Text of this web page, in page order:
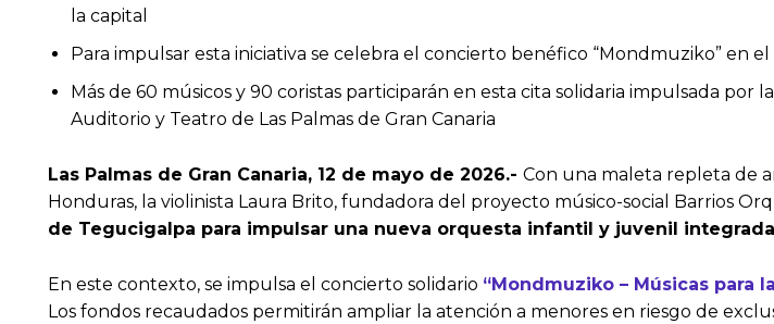
la capital
Para impulsar esta iniciativa se celebra el concierto benéfico “Mondmuziko” en
Más de 60 músicos y 90 coristas participarán en esta cita solidaria impulsada por
Auditorio y Teatro de Las Palmas de Gran Canaria
Las Palmas de Gran Canaria, 12 de mayo de 2026.- Con una maleta repleta de
Honduras, la violinista Laura Brito, fundadora del proyecto músico-social Barrios
de Tegucigalpa para impulsar una nueva orquesta infantil y juvenil
En este contexto, se impulsa el concierto solidario “Mondmuziko – Músicas para
Los fondos recaudados permitirán ampliar la atención a menores en riesgo de